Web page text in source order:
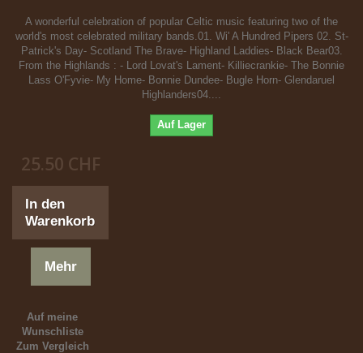
A wonderful celebration of popular Celtic music featuring two of the
world's most celebrated military bands.01. Wi' A Hundred Pipers 02. St-
Patrick's Day- Scotland The Brave- Highland Laddies- Black Bear03.
From the Highlands : - Lord Lovat's Lament- Killiecrankie- The Bonnie
Lass O'Fyvie- My Home- Bonnie Dundee- Bugle Horn- Glendaruel
Highlanders04....
Auf Lager
25.50 CHF
In den
Warenkorb
Mehr
Auf meine
Wunschliste
Zum Vergleich